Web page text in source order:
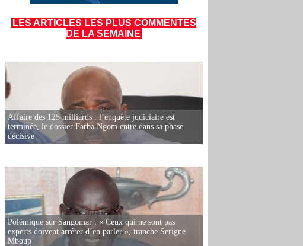
LES ARTICLES LES PLUS COMMENTÉS
DE LA SEMAINE
Affaire des 125 milliards : l’enquête judiciaire est
terminée, le dossier Farba Ngom entre dans sa phase
décisive
Polémique sur Sangomar : « Ceux qui ne sont pas
experts doivent arrêter d’en parler », tranche Serigne
Mboup